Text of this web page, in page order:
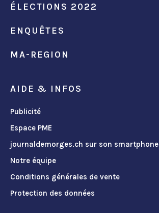
ÉLECTIONS 2022
ENQUÊTES
MA-REGION
AIDE & INFOS
Publicité
Espace PME
journaldemorges.ch sur son smartphone
Notre équipe
Conditions générales de vente
Protection des données